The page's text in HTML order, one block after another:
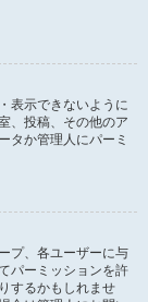
表示できないように
、投稿、その他のア
タか管理人にパーミ
プ、各ユーザーに与
パーミッションを許
するかもしれませ